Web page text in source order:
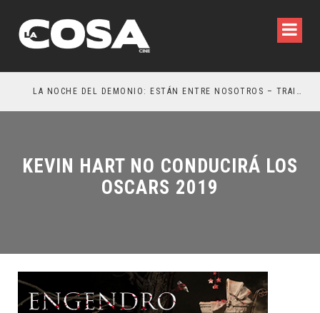
LA NOCHE DEL DEMONIO: ESTÁN ENTRE NOSOTROS – TRAILER FINAL
KEVIN HART NO CONDUCIRÁ LOS
OSCARS 2019